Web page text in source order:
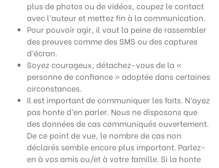
plus de photos ou de vidéos, coupez le contact
avec l’auteur et mettez fin à la communication.
Pour pouvoir agir, il vaut la peine de rassembler
des preuves comme des SMS ou des captures
d’écran.
Soyez courageux, détachez-vous de la «
personne de confiance » adoptée dans certaines
circonstances.
Il est important de communiquer les faits. N’ayez
pas honte d’en parler. Nous ne disposons que
des données de cas communiqués ouvertement.
De ce point de vue, le nombre de cas non
déclarés semble encore plus important. Parlez-
en à vos amis ou/et à votre famille. Si la honte